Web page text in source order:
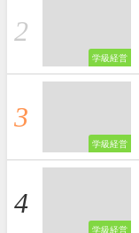
学級経営
学級経営
学級経営